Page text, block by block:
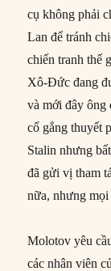
cụ không phải
Lan để tránh
chiến tranh thế
Xô-Đức đang
và mới đây ông
cố gắng thuyết
Stalin nhưng
đã gửi vị tham
nữa, nhưng
Molotov yêu
các nhân viên